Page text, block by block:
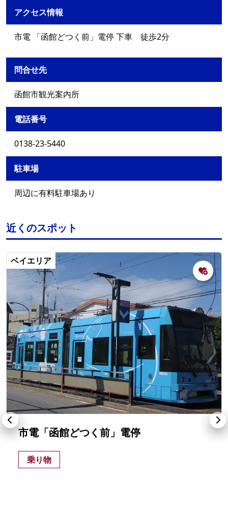
アクセス情報
市電 「函館どつく前」電停 下車 徒歩2分
問合せ先
函館市観光案内所
電話番号
0138-23-5440
駐車場
周辺に有料駐車場あり
近くのスポット
ベイエリア
市電「函館どつく前」電停
乗り物